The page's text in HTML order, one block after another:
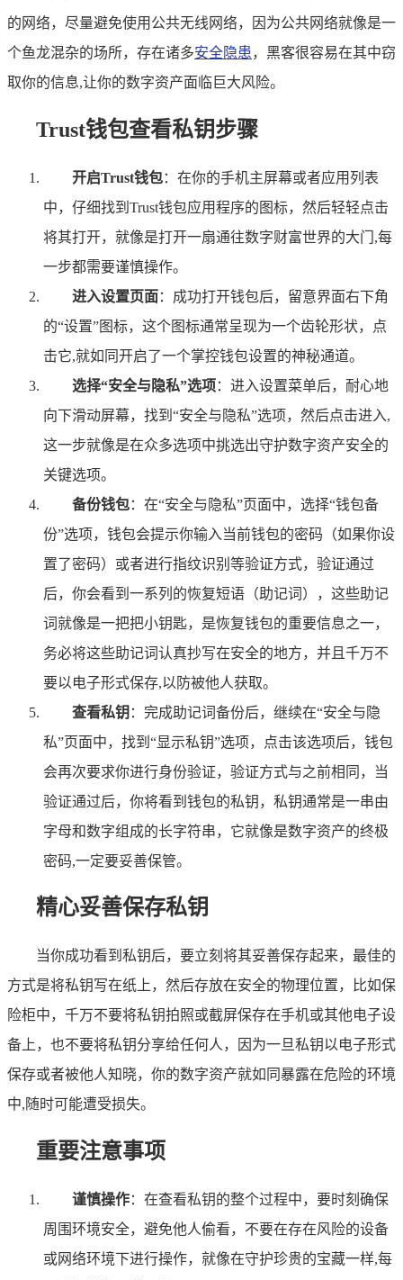
的网络，尽量避免使用公共无线网络，因为公共网络就像是一
个鱼龙混杂的场所，存在诸多安全隐患，黑客很容易在其中窃
取你的信息,让你的数字资产面临巨大风险。
Trust钱包查看私钥步骤
开启Trust钱包：在你的手机主屏幕或者应用列表
中，仔细找到Trust钱包应用程序的图标，然后轻轻点击
将其打开，就像是打开一扇通往数字财富世界的大门,每
一步都需要谨慎操作。
进入设置页面：成功打开钱包后，留意界面右下角
的“设置”图标，这个图标通常呈现为一个齿轮形状，点
击它,就如同开启了一个掌控钱包设置的神秘通道。
选择“安全与隐私”选项 ：进入设置菜单后，耐心地
向下滑动屏幕，找到“安全与隐私”选项，然后点击进入,
这一步就像是在众多选项中挑选出守护数字资产安全的
关键选项。
备份钱包：在“安全与隐私”页面中，选择“钱包备
份”选项，钱包会提示你输入当前钱包的密码（如果你设
置了密码）或者进行指纹识别等验证方式，验证通过
后，你会看到一系列的恢复短语（助记词），这些助记
词就像是一把把小钥匙，是恢复钱包的重要信息之一，
务必将这些助记词认真抄写在安全的地方，并且千万不
要以电子形式保存,以防被他人获取。
查看私钥 ：完成助记词备份后，继续在“安全与隐
私”页面中，找到“显示私钥”选项，点击该选项后，钱包
会再次要求你进行身份验证，验证方式与之前相同，当
验证通过后，你将看到钱包的私钥，私钥通常是一串由
字母和数字组成的长字符串，它就像是数字资产的终极
密码,一定要妥善保管。
精心妥善保存私钥
当你成功看到私钥后，要立刻将其妥善保存起来，最佳的
方式是将私钥写在纸上，然后存放在安全的物理位置，比如保
险柜中，千万不要将私钥拍照或截屏保存在手机或其他电子设
备上，也不要将私钥分享给任何人，因为一旦私钥以电子形式
保存或者被他人知晓，你的数字资产就如同暴露在危险的环境
中,随时可能遭受损失。
重要注意事项
谨慎操作：在查看私钥的整个过程中，要时刻确保
周围环境安全，避免他人偷看，不要在存在风险的设备
或网络环境下进行操作，就像在守护珍贵的宝藏一样,每